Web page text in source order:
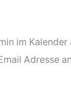
im
Adresse